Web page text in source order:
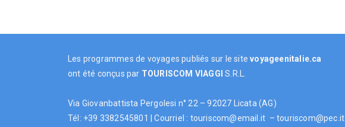
Les programmes de voyages publiés sur le sitevoyageenitalie.ca
ont été conçus par TOURISCOM VIAGGI S.R.L.
Via Giovanbattista Pergolesi n° 22 – 92027 Licata (AG)
Tél: +39 3382545801 | Courriel : touriscom@email.it – touriscom@pec.it